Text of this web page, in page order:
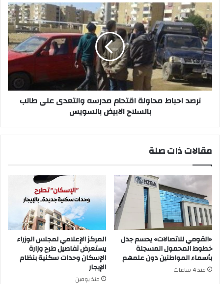
نرصد
احباط
محاولة
اقتحام
مدرسه
والتعدى
على
طالب
بالسلاح
الابيض
بالسويس
نرصد احباط محاولة اقتحام مدرسه والتعدى على طالب
بالسلاح الابيض بالسويس
مقالات ذات صلة
«القومي للاتصالات» يحسم جدل
خطوط المحمول المسجلة
بأسماء المواطنين دون علمهم
منذ 4 ساعات
المركز الإعلامي لمجلس الوزراء
يستعرض تفاصيل طرح وزارة
الإسكان وحدات سكنية بنظام
الإيجار
منذ يومين